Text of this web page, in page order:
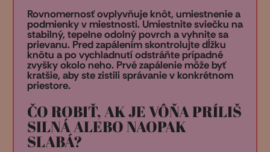
Rovnomernosť ovplyvňuje knôt, umiestnenie a
podmienky v miestnosti. Umiestnite sviečku na
stabilný, tepelne odolný povrch a vyhnite sa
prievanu. Pred zapálením skontrolujte dĺžku
knôtu a po vychladnutí odstráňte prípadné
zvyšky okolo neho. Prvé zapálenie môže byť
kratšie, aby ste zistili správanie v konkrétnom
priestore.
ČO ROBIŤ, AK JE VÔŇA PRÍLIŠ
SILNÁ ALEBO NAOPAK
SLABÁ?